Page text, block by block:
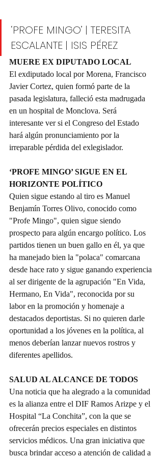
‘PROFE MINGO’ | TERESITA
ESCALANTE | ISIS PÉREZ
MUERE EX DIPUTADO LOCAL
El exdiputado local por Morena, Francisco
Javier Cortez, quien formó parte de la
pasada legislatura, falleció esta madrugada
en un hospital de Monclova. Será
interesante ver si el Congreso del Estado
hará algún pronunciamiento por la
irreparable pérdida del exlegislador.
‘PROFE MINGO’ SIGUE EN EL
HORIZONTE POLÍTICO
Quien sigue estando al tiro es Manuel
Benjamín Torres Olivo, conocido como
"Profe Mingo", quien sigue siendo
prospecto para algún encargo político. Los
partidos tienen un buen gallo en él, ya que
ha manejado bien la "polaca" comarcana
desde hace rato y sigue ganando experiencia
al ser dirigente de la agrupación "En Vida,
Hermano, En Vida", reconocida por su
labor en la promoción y homenaje a
destacados deportistas. Si no quieren darle
oportunidad a los jóvenes en la política, al
menos deberían lanzar nuevos rostros y
diferentes apellidos.
SALUD AL ALCANCE DE TODOS
Una noticia que ha alegrado a la comunidad
es la alianza entre el DIF Ramos Arizpe y el
Hospital “La Conchita”, con la que se
ofrecerán precios especiales en distintos
servicios médicos. Una gran iniciativa que
busca brindar acceso a atención de calidad a